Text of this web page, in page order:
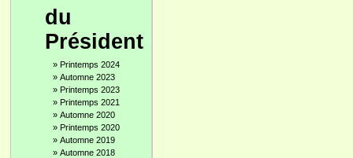
du
Président
» Printemps 2024
» Automne 2023
» Printemps 2023
» Printemps 2021
» Automne 2020
» Printemps 2020
» Automne 2019
» Automne 2018